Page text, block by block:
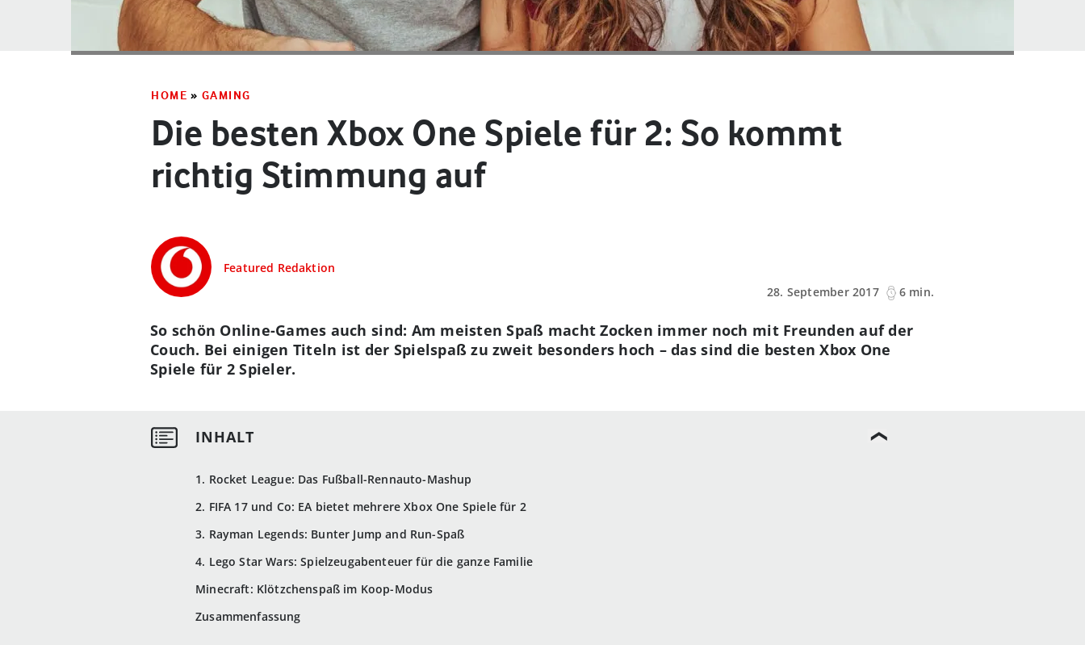
HOME » GAMING
Die besten Xbox One Spiele für 2: So kommt
richtig Stimmung auf
Featured Redaktion
28. September 2017
6 min.
1. Rocket League: Das Fußball-Rennauto-Mashup
2. FIFA 17 und Co: EA bietet mehrere Xbox One Spiele für 2
3. Rayman Legends: Bunter Jump and Run-Spaß
4. Lego Star Wars: Spielzeugabenteuer für die ganze Familie
Minecraft: Klötzchenspaß im Koop-Modus
Zusammenfassung
So schön Online-Games auch sind: Am meisten Spaß macht Zocken immer noch mit Freunden auf der
Couch. Bei einigen Titeln ist der Spielspaß zu zweit besonders hoch – das sind die besten Xbox One
Spiele für 2 Spieler.